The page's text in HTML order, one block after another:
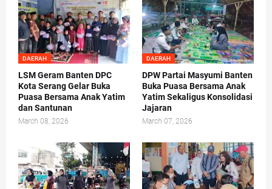
DAERAH
LSM Geram Banten DPC
Kota Serang Gelar Buka
Puasa Bersama Anak Yatim
dan Santunan
March 08, 2026
DAERAH
DPW Partai Masyumi Banten
Buka Puasa Bersama Anak
Yatim Sekaligus Konsolidasi
Jajaran
March 07, 2026